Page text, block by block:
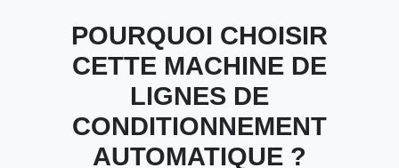
POURQUOI CHOISIR
CETTE MACHINE DE
LIGNES DE
CONDITIONNEMENT
AUTOMATIQUE ?